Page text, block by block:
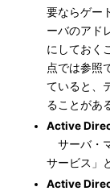
要ならゲー
ーバのアド
にしておく
点では参照
ていると、
ることがあ
Active
サーバ・
サービス」
Active